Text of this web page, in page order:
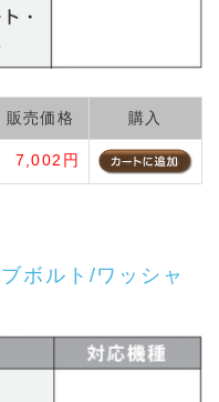
販売価格 購入
7,002円
ボルト/ワッシャ